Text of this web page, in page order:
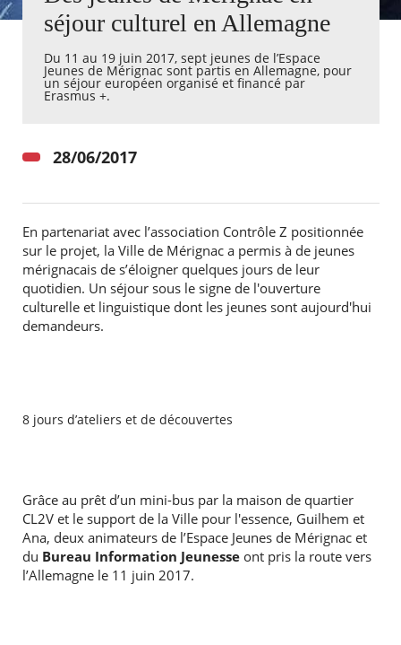
Eco
Actualités
Kiosque
FacebookInstagram
Youtube
Linkedin
séjour culturel en Allemagne
Du 11 au 19 juin 2017, sept jeunes de l’Espace
Jeunes de Mérignac sont partis en Allemagne, pour
un séjour européen organisé et financé par
Erasmus +.
28/06/2017
En partenariat avec l’association Contrôle Z positionnée
sur le projet, la Ville de Mérignac a permis à de jeunes
mérignacais de s’éloigner quelques jours de leur
quotidien. Un séjour sous le signe de l'ouverture
culturelle et linguistique dont les jeunes sont aujourd'hui
demandeurs.
8 jours d’ateliers et de découvertes
Grâce au prêt d’un mini-bus par la maison de quartier
CL2V et le support de la Ville pour l'essence, Guilhem et
Ana, deux animateurs de l’Espace Jeunes de Mérignac et
du Bureau Information Jeunesseont pris la route vers
l’Allemagne le 11 juin 2017.